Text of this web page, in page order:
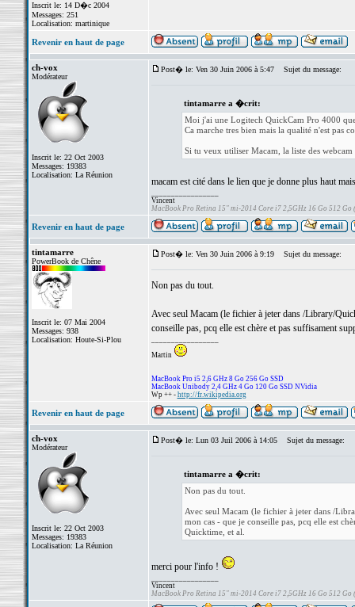
Inscrit le: 14 D�c 2004
Messages: 251
Localisation: martinique
Revenir en haut de page
ch-vox
Modérateur
Inscrit le: 22 Oct 2003
Messages: 19383
Localisation: La Réunion
Post� le: Ven 30 Juin 2006 à 5:47 Sujet du message:
tintamarre a �crit:
Moi j'ai une Logitech QuickCam Pro 4000
Ca marche tres bien mais la qualité n'est pas
Si tu veux utiliser Macam, la liste des
macam est cité dans le lien que je donne plus haut
Vincent
MacBook Pro Retina 15" mi-2014 Core i7 2,5GHz 16 Go 512 Go
Revenir en haut de page
tintamarre
PowerBook de Chêne
Inscrit le: 07 Mai 2004
Messages: 938
Localisation: Houte-Si-Plou
Post� le: Ven 30 Juin 2006 à 9:19 Sujet du message:
Non pas du tout.
Avec seul Macam (le fichier à jeter dans /Library/
conseille pas, pcq elle est chère et pas suffisament
Martin
MacBook Pro i5 2,6 GHz 8 Go 256 Go SSD
MacBook Unibody 2,4 GHz 4 Go 120 Go SSD NVidia
Wp ++ - http://fr.wikipedia.org
Revenir en haut de page
ch-vox
Modérateur
Inscrit le: 22 Oct 2003
Messages: 19383
Localisation: La Réunion
Post� le: Lun 03 Juil 2006 à 14:05 Sujet du message:
tintamarre a �crit:
Non pas du tout.
Avec seul Macam (le fichier à jeter dans /
mon cas - que je conseille pas, pcq elle est
Quicktime, et al.
merci pour l'info !
Vincent
MacBook Pro Retina 15" mi-2014 Core i7 2,5GHz 16 Go 512 Go